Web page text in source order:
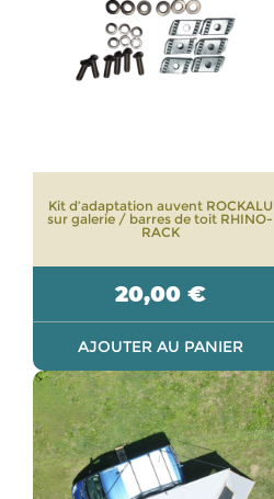
Kit d’adaptation auvent ROCKALU
sur galerie / barres de toit RHINO-
RACK
20,00 €
AJOUTER AU PANIER